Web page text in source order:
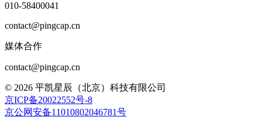
010-58400041
contact@pingcap.cn
媒体合作
contact@pingcap.cn
© 2026 平凯星辰（北京）科技有限公司
京ICP备20022552号-8
京公网安备11010802046781号